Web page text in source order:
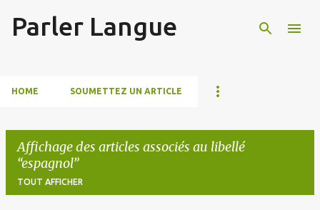
Parler Langue
HOME SOUMETTEZ UN ARTICLE
Affichage des articles associés au libellé
espagnol
TOUT AFFICHER